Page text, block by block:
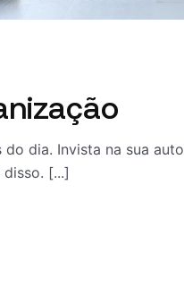
dia. Invista na sua auto
[...]